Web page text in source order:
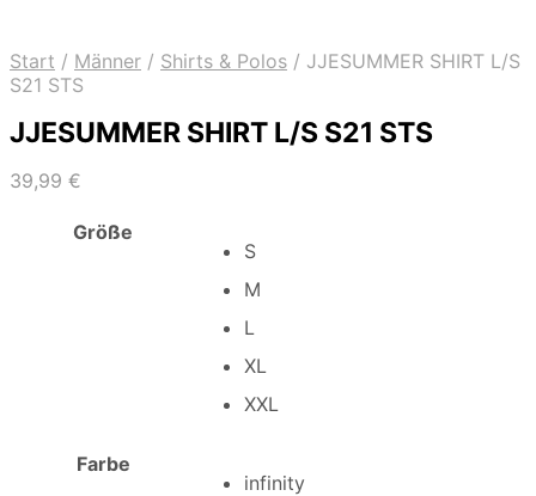
Start / Männer / Shirts & Polos / JJESUMMER SHIRT L/S
S21 STS
JJESUMMER SHIRT L/S S21 STS
39,99 €
Größe
S
M
L
XL
XXL
Farbe
infinity